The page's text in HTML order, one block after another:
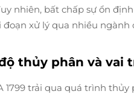
nhiên, bất chấp sự ổn
đoạn xử lý qua nhiều
thủy phân và vai
1799 trải qua quá trình